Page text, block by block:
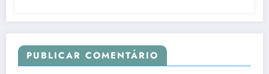
PUBLICAR COMENTÁRIO